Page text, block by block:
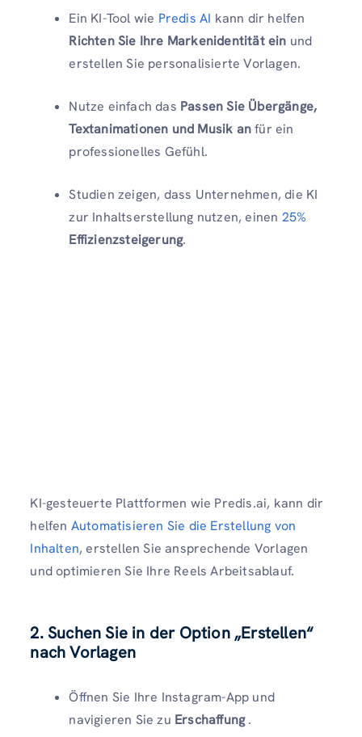
Ein KI-Tool wie Predis AI kann dir helfen
Richten Sie Ihre Markenidentität ein und
erstellen Sie personalisierte Vorlagen.
Nutze einfach das Passen Sie Übergänge,
Textanimationen und Musik anfür ein
professionelles Gefühl.
Studien zeigen, dass Unternehmen, die KI
zur Inhaltserstellung nutzen, einen 25%
Effizienzsteigerung.
KI-gesteuerte Plattformen wie Predis.ai, kann dir
helfen Automatisieren Sie die Erstellung von
Inhalten, erstellen Sie ansprechende Vorlagen
und optimieren Sie Ihre Reels Arbeitsablauf.
2. Suchen Sie in der Option „Erstellen“
nach Vorlagen
Öffnen Sie Ihre Instagram-App und
navigieren Sie zu Erschaffung.